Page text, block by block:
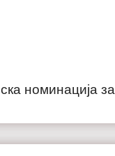
номинација